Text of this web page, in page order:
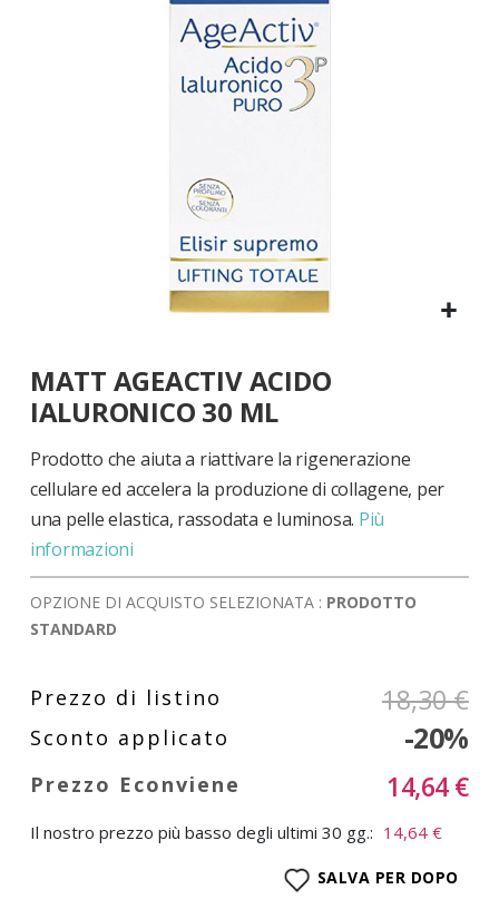
all'inizio
della
galleria
di
immagini
MATT AGEACTIV ACIDO
IALURONICO 30 ML
Prodotto che aiuta a riattivare la rigenerazione
cellulare ed accelera la produzione di collagene, per
una pelle elastica, rassodata e luminosa. Più
informazioni
OPZIONE DI ACQUISTO SELEZIONATA : PRODOTTO
STANDARD
18,30 €
-20%
14,64 €
Il nostro prezzo più basso degli ultimi 30 gg.: 14,64 €
SALVA PER DOPO